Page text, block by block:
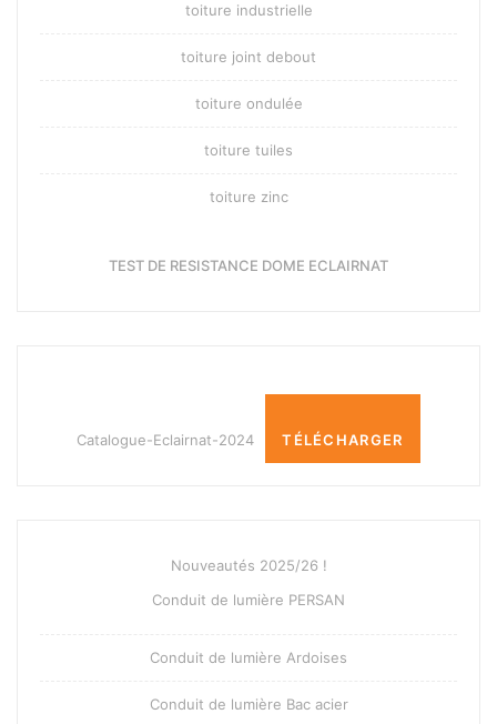
toiture industrielle
toiture joint debout
toiture ondulée
toiture tuiles
toiture zinc
TEST DE RESISTANCE DOME ECLAIRNAT
Catalogue-Eclairnat-2024 TÉLÉCHARGER
Nouveautés 2025/26 !
Conduit de lumière PERSAN
Conduit de lumière Ardoises
Conduit de lumière Bac acier